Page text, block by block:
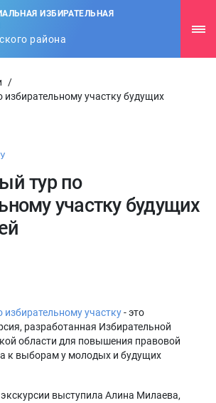
ИЗБИРАТЕЛЬНАЯ
района
/
избирательному участку будущих
тур по
участку будущих
избирательному участку- это
разработанная Избирательной
области для повышения правовой
к выборам у молодых и будущих
выступила Алина Милаева,